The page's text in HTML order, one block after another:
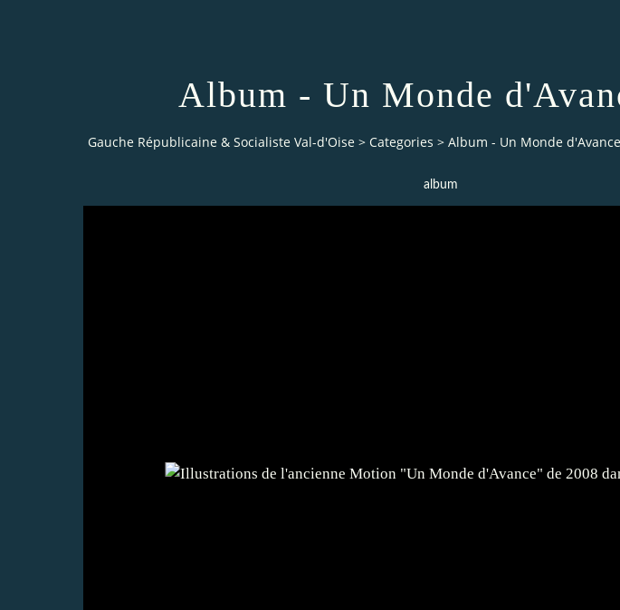
Album - Un Monde
Gauche Républicaine & Socialiste Val-d'Oise > Categories > Album - Un Monde
album